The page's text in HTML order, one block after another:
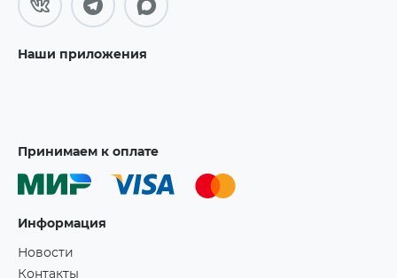
Наши приложения
Принимаем к оплате
Информация
Новости
Контакты